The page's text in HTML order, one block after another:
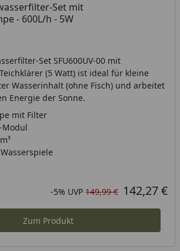
Set mit
- 600L/h - 5W
Set SFU600UV-00 mit
(5 Watt) ist ideal für kleine
Wasserinhalt (ohne Fisch) und arbeitet
Energie der Sonne.
mit Filter
Modul
Rabatt in Prozent
-5%
Ursprünglicher Preis
UVP 149,99 €
Aktueller Preis 142,27 €
Zum Produkt